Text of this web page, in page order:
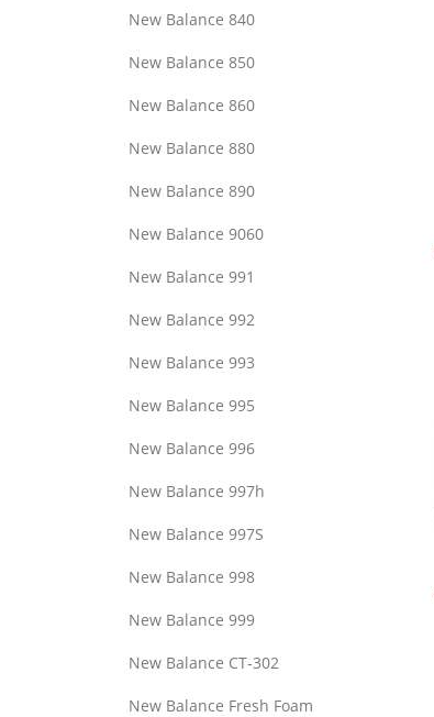
New Balance 840
New Balance 850
New Balance 860
New Balance 880
New Balance 890
New Balance 9060
New Balance 991
New Balance 992
New Balance 993
New Balance 995
New Balance 996
New Balance 997h
New Balance 997S
New Balance 998
New Balance 999
New Balance CT-302
New Balance Fresh Foam